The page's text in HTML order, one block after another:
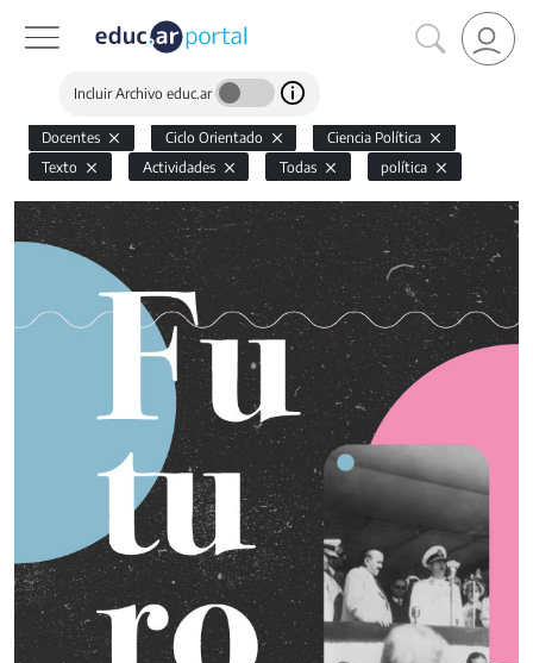
Incluir Archivo educ.ar
Docentes Ciclo Orientado
Ciencia Política
Texto
Actividades Todas política